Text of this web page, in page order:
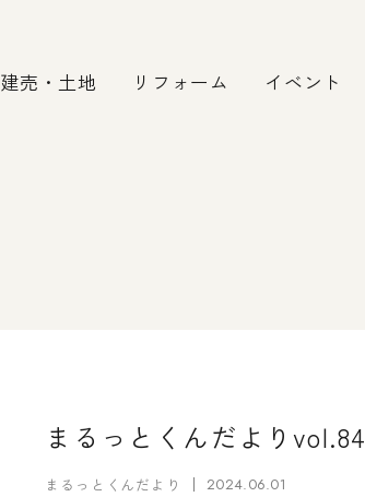
建売・土地 リフォーム イベント
まるっとくんだよりvol.84
まるっとくんだより 2024.06.01